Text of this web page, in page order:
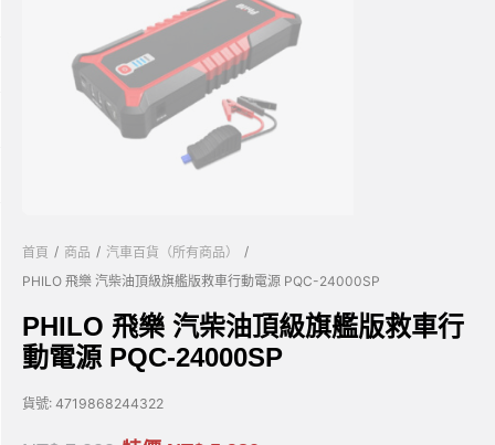
首頁 / 商品 / 汽車百貨（所有商品）
/
PHILO 飛樂 汽柴油頂級旗艦版救車行動電源 PQC-24000SP
PHILO 飛樂 汽柴油頂級旗艦版救車行
動電源 PQC-24000SP
貨號: 4719868244322